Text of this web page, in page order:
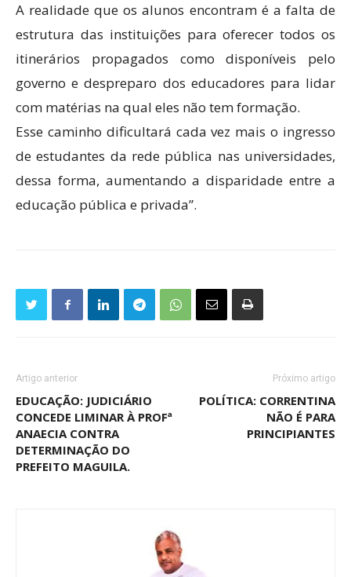
A realidade que os alunos encontram é a falta de
estrutura das instituições para oferecer todos os
itinerários propagados como disponíveis pelo
governo e despreparo dos educadores para lidar
com matérias na qual eles não tem formação.
Esse caminho dificultará cada vez mais o ingresso
de estudantes da rede pública nas universidades,
dessa forma, aumentando a disparidade entre a
educação pública e privada”.
Artigo anterior
EDUCAÇÃO: JUDICIÁRIO
CONCEDE LIMINAR À PROFª
ANAECIA CONTRA
DETERMINAÇÃO DO
PREFEITO MAGUILA.
Próximo artigo
POLÍTICA: CORRENTINA
NÃO É PARA
PRINCIPIANTES